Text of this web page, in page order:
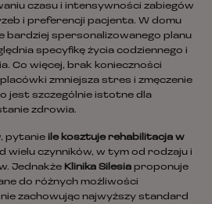
czasu i intensywności zabiegów
i preferencji pacjenta. W domu
bardziej spersonalizowanego planu
specyfikę życia codziennego i
Co więcej, brak konieczności
zmniejsza stres i zmęczenie
jest szczególnie istotne dla
zdrowia.
pytanie ile kosztuje rehabilitacja w
wielu czynników, w tym od rodzaju i
Jednakże Klinika Silesia proponuje
do różnych możliwości
zachowując najwyższy standard